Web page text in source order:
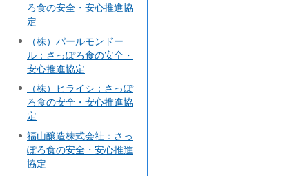
ろ食の安全・安心推進協
定
（株）パールモンドー
ル：さっぽろ食の安全・
安心推進協定
（株）ヒライシ：さっぽ
ろ食の安全・安心推進協
定
福山醸造株式会社：さっ
ぽろ食の安全・安心推進
協定